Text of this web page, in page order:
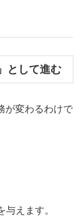
として進む
が変わるわけで
えます。